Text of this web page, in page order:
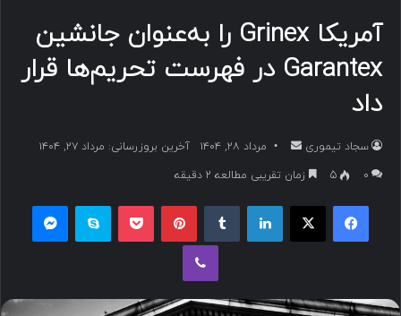
آمریکا Grinex را به‌عنوان جانشین
Garantex در فهرست تحریم‌ها قرار
داد
سجاد تیموری
ا
ا
مرداد ۲۸, ۱۴۰۴
آخرین بروزرسانی: مرداد ۲۷, ۱۴۰۴
۰
5 زمان تقریبی مطالعه 2 دقیقه
فیسبوک ایکس لینکداین پینتریست پاکت اسکایپ
وایبر